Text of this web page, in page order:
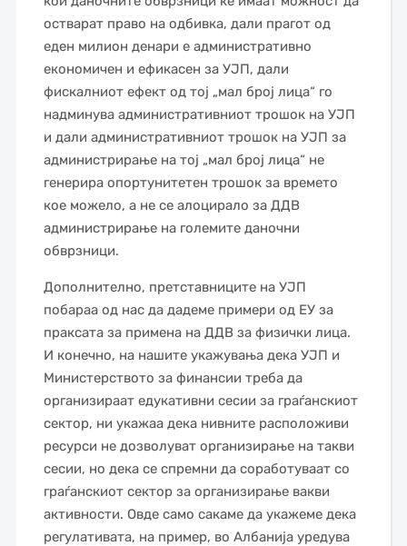
остварат право на одбивка, дали прагот од
еден милион денари е административно
економичен и ефикасен за УЈП, дали
фискалниот ефект од тој „мал број лица“ го
надминува административниот трошок на УЈП
и дали административниот трошок на УЈП за
администрирање на тој „мал број лица“ не
генерира опортунитетен трошок за времето
кое можело, а не се алоцирало за ДДВ
администрирање на големите даночни
обврзници.
Дополнително, претставниците на УЈП
побараа од нас да дадеме примери од ЕУ за
праксата за примена на ДДВ за физички лица.
И конечно, на нашите укажувања дека УЈП и
Министерството за финансии треба да
организираат едукативни сесии за граѓанскиот
сектор, ни укажаа дека нивните расположиви
ресурси не дозволуват организирање на такви
сесии, но дека се спремни да соработуваат со
граѓанскиот сектор за организирање вакви
активности. Овде само сакаме да укажеме дека
регулативата, на пример, во Албанија уредува